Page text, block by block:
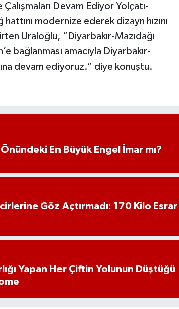
Devam Ediyor Yolçatı-
modernize ederek dizayn hızını
Uraloğlu, “Diyarbakır-Mazıdağı
bağlanması amacıyla Diyarbakır-
devam ediyoruz.” diye konuştu.
En Büyük Engel İmar mı?
Göz Açtırmadı: 170 Kilo Esrar
Yapan Her Çiftin Yolunun Düştüğü